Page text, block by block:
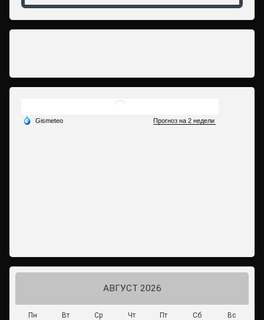
АВГУСТ 2026
Пн Вт Ср Чт Пт Сб Вс